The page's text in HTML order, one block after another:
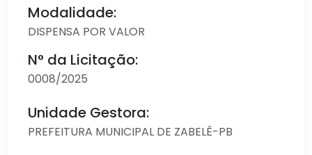
Modalidade:
DISPENSA POR VALOR
N° da Licitação:
0008/2025
Unidade Gestora:
PREFEITURA MUNICIPAL DE ZABELÊ-PB